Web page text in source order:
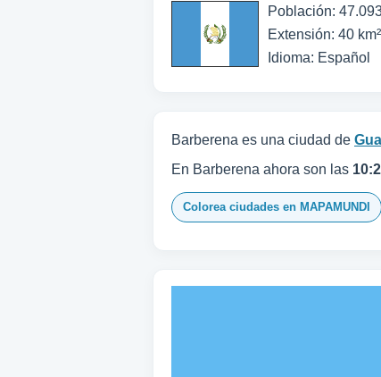
Población:
Extensión: 40 km²
Idioma: Español
Barberena es una ciudad de
En Barberena ahora son las
Colorea ciudades en MAPAMUNDI